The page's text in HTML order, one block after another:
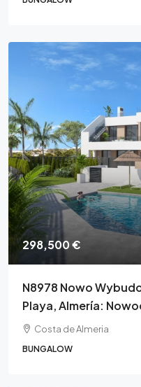
298,500 €
N8978 Nowo
Playa, Almería:
Costa de Almeria
BUNGALOW